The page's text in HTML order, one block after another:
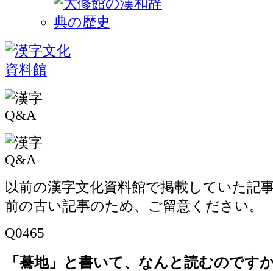
以前の漢字文化資料館で掲載していた記
前の古い記事のため、ご留意ください。
Q0465
「驀地」と書いて、なんと読むのです